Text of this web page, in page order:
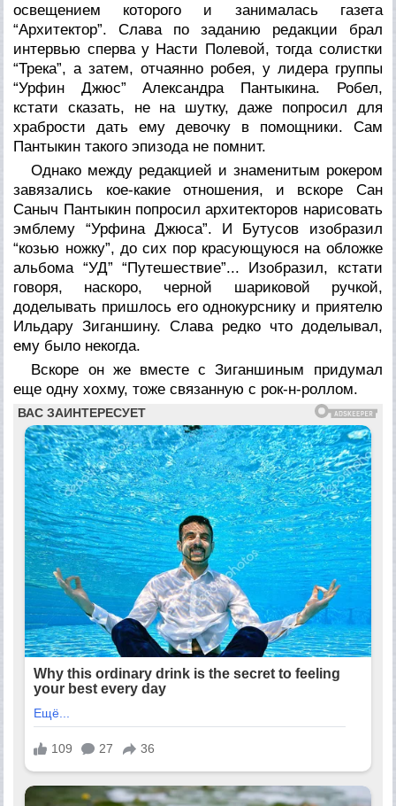
освещением которого и занималась газета
“Архитектор”. Слава по заданию редакции брал
интервью сперва у Насти Полевой, тогда солистки
“Трека”, а затем, отчаянно робея, у лидера группы
“Урфин Джюс” Александра Пантыкина. Робел,
кстати сказать, не на шутку, даже попросил для
храбрости дать ему девочку в помощники. Сам
Пантыкин такого эпизода не помнит.
Однако между редакцией и знаменитым рокером
завязались кое-какие отношения, и вскоре Сан
Саныч Пантыкин попросил архитекторов нарисовать
эмблему “Урфина Джюса”. И Бутусов изобразил
“козью ножку”, до сих пор красующуюся на обложке
альбома “УД” “Путешествие”... Изобразил, кстати
говоря, наскоро, черной шариковой ручкой,
доделывать пришлось его однокурснику и приятелю
Ильдару Зиганшину. Слава редко что доделывал,
ему было некогда.
Вскоре он же вместе с Зиганшиным придумал
еще одну хохму, тоже связанную с рок-н-роллом.